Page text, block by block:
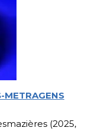
METRAGENS
(2025,